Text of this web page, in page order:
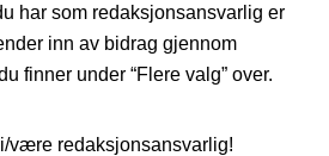
har som redaksjonsansvarlig er
inn av bidrag gjennom
finner under “Flere valg” over.
være redaksjonsansvarlig!